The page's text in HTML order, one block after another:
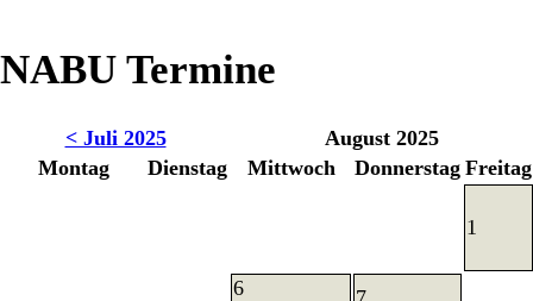
NABU Termine
< Juli 2025
August 2025
Montag
Dienstag Mittwoch Donnerstag Freitag
1
6